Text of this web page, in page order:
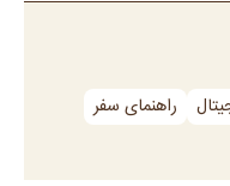
راهنمای سفر